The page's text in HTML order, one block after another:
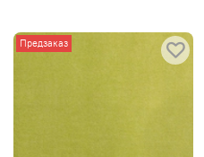
Предзаказ